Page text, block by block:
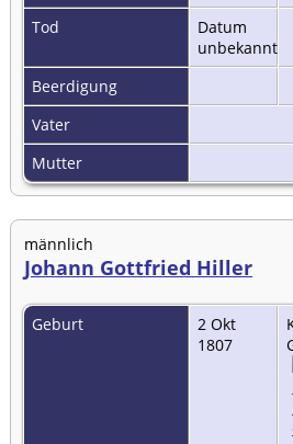
Tod
Datum
unbekannt
Beerdigung
Vater
Mutter
männlich
Johann Gottfried Hiller
Geburt
2 Okt
1807